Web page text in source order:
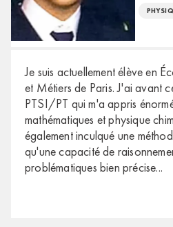
Je suis actuellement élève en
et Métiers de Paris. J'ai avant
PTSI/PT qui m'a appris
mathématiques et physique
également inculqué une
qu'une capacité de
problématiques bien précise...